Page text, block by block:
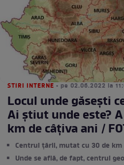
STIRI INTERNE • pe 02.06.2022 la
Locul unde găsești
Ai știut unde este?
km de câțiva ani /
Centrul țării, mutat cu 30 de km
Unde se află, de fapt, centrul